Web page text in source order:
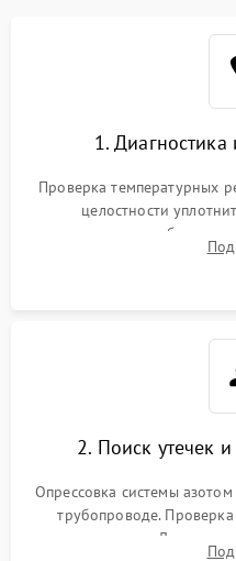
1.
Проверка температурных
целостности
сопротивления обмоток
считывание кодов
2. Поиск утечек
Опрессовка системы
трубопроводе.
течеискателем.